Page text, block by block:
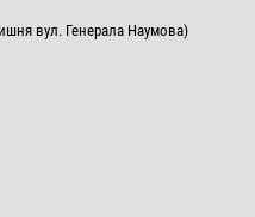
вул. Генерала Наумова)